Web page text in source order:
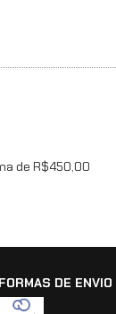
de R$450,00
FORMAS DE ENVIO